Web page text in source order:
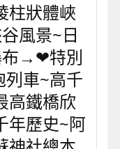
柱狀體峽
風景~日
布→❤特別
車~高千
高鐵橋欣
年歷史~阿